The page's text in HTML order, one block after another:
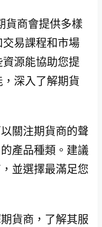
貨商會提供多樣
易課程和市場
源能協助您提
深入了解期貨
關注期貨商的聲
產品種類。建議
並選擇最滿足您
貨商，了解其服